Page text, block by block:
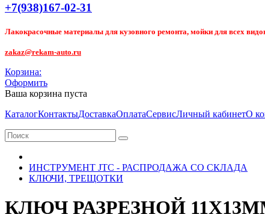
+7(938)167-02-31
Лакокрасочные материалы для кузовного ремонта, мойки для всех
zakaz@rekam-auto.ru
Корзина:
Оформить
Ваша корзина пуста
КаталогКонтактыДоставкаОплатаСервисЛичный кабинетО
ИНСТРУМЕНТ JTC - РАСПРОДАЖА СО СКЛАДА
КЛЮЧИ, ТРЕЩОТКИ
КЛЮЧ РАЗРЕЗНОЙ